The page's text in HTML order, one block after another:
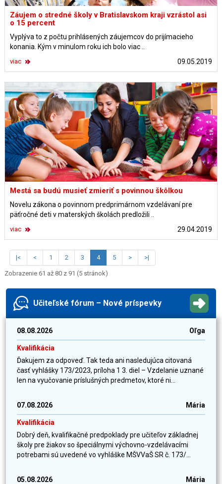
Záujem o stredné školy v Bratislavskom kraji vzrástol asi
o 15 percent
Vyplýva to z počtu prihlásených záujemcov do prijímacieho
konania. Kým v minulom roku ich bolo viac ..
09.05.2019
viac
Mestá sa budú musieť zmieriť s povinnou škôlkou
Novelu zákona o povinnom predprimárnom vzdelávaní pre
päťročné deti v materských školách predložili ..
29.04.2019
viac
|< < 1 2 3 4 5 > >|
Zobrazenie 61 až 80 z 91 (5 stránok)
Učiteľské fórum – Nové príspevky
08.08.2026 Oľga
Kvalifikácia
Ďakujem za odpoveď. Tak teda ani nasledujúca citovaná
časť vyhlášky 173/2023, príloha 1 3. diel – Vzdelanie uznané
len na vyučovanie príslušných predmetov, ktoré ni...
07.08.2026 Mária
Kvalifikácia
Dobrý deň, kvalifikačné predpoklady pre učiteľov základnej
školy pre žiakov so špeciálnymi výchovno-vzdelávacími
potrebami sú uvedené vo vyhláške MŠVVaŠ SR č. 173/...
05.08.2026 Mária